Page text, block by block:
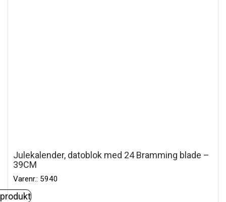
Julekalender, datoblok med 24 Bramming blade –
39CM
Varenr.: 5940